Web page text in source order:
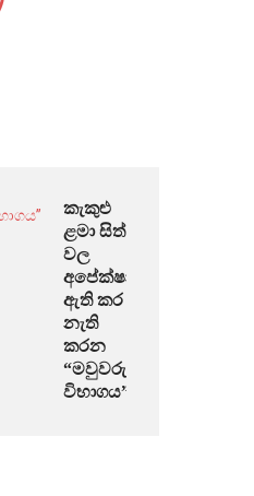
කැකුළු
ළමා සිත්
වල
අපේක්ෂා
ඇති කර
නැති
කරන
“මවුවරුන්ගේ
විභාගය”